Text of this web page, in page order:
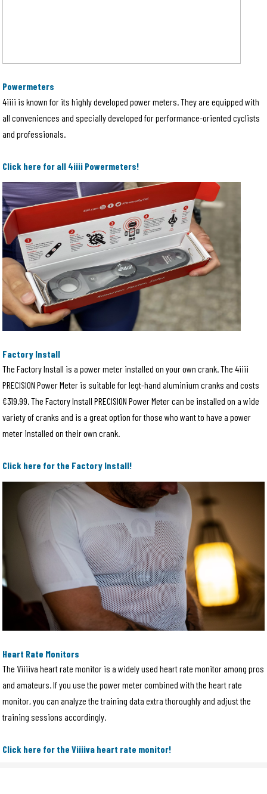
Powermeters
4iiii is known for its highly developed power meters. They are equipped with
all conveniences and specially developed for performance-oriented cyclists
and professionals.
Click here for all 4iiii Powermeters!
Factory Install
The Factory Install is a power meter installed on your own crank. The 4iiii
PRECISION Power Meter is suitable for legt-hand aluminium cranks and costs
€319.99. The Factory Install PRECISION Power Meter can be installed on a wide
variety of cranks and is a great option for those who want to have a power
meter installed on their own crank.
Click here for the Factory Install!
Heart Rate Monitors
The Viiiiva heart rate monitor is a widely used heart rate monitor among pros
and amateurs. If you use the power meter combined with the heart rate
monitor, you can analyze the training data extra thoroughly and adjust the
training sessions accordingly.
Click here for the Viiiiva heart rate monitor!